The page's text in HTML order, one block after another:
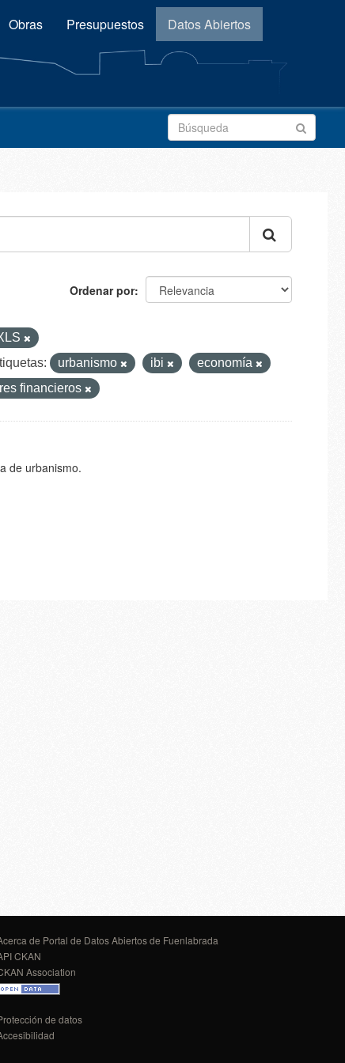
Obras Presupuestos Datos Abiertos
Ordenar por
urbanismo ibi
economía
financieros
de urbanismo.
de Portal de Datos Abiertos de Fuenlabrada
CKAN
Association
de datos